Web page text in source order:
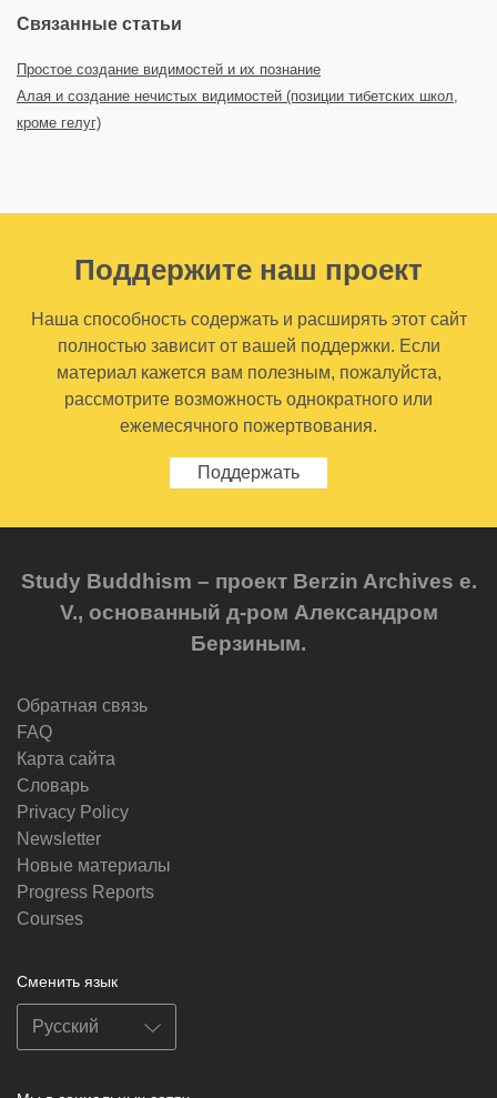
Связанные статьи
Простое создание видимостей и их познание
Алая и создание нечистых видимостей (позиции тибетских школ,
кроме гелуг)
Поддержите наш проект
Наша способность содержать и расширять этот сайт
полностью зависит от вашей поддержки. Если
материал кажется вам полезным, пожалуйста,
рассмотрите возможность однократного или
ежемесячного пожертвования.
Поддержать
Study Buddhism – проект Berzin Archives e.
V., основанный д-ром Александром
Берзиным.
Обратная связь
FAQ
Карта сайта
Словарь
Privacy Policy
Newsletter
Новые материалы
Progress Reports
Courses
Сменить язык